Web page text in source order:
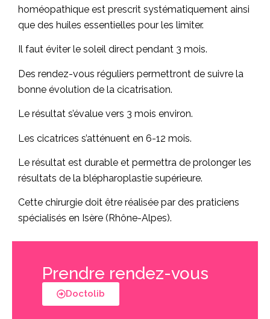
homéopathique est prescrit systématiquement ainsi
que des huiles essentielles pour les limiter.
Il faut éviter le soleil direct pendant 3 mois.
Des rendez-vous réguliers permettront de suivre la
bonne évolution de la cicatrisation.
Le résultat s’évalue vers 3 mois environ.
Les cicatrices s’atténuent en 6-12 mois.
Le résultat est durable et permettra de prolonger les
résultats de la blépharoplastie supérieure.
Cette chirurgie doit être réalisée par des praticiens
spécialisés en Isère (Rhône-Alpes).
Prendre rendez-vous
Doctolib